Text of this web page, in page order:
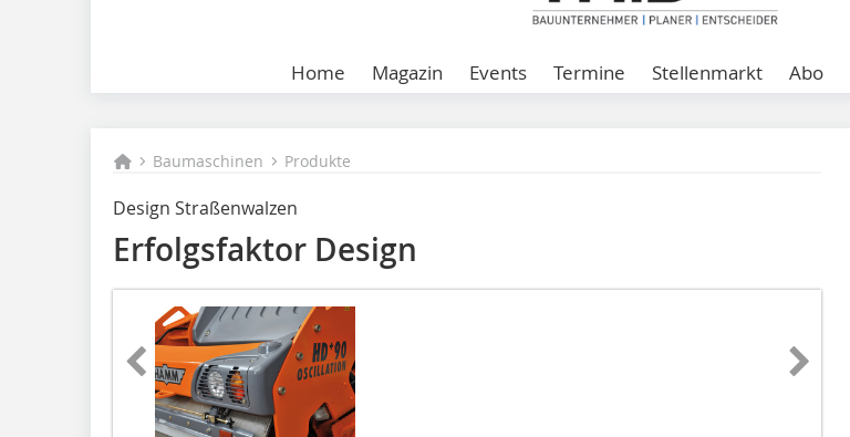
Home Magazin Events Termine Stellenmarkt Abo
Baumaschinen Produkte
Design Straßenwalzen
Erfolgsfaktor Design